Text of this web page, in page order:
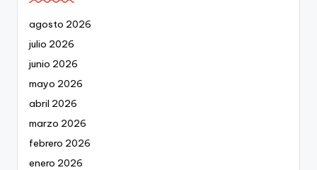
agosto 2026
julio 2026
junio 2026
mayo 2026
abril 2026
marzo 2026
febrero 2026
enero 2026